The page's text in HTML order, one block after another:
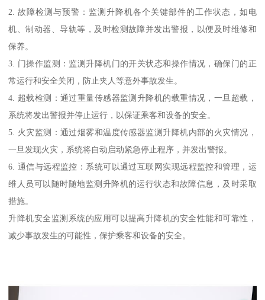
2. 故障检测与预警：监测升降机各个关键部件的工作状态，如电
机、制动器、导轨等，及时检测故障并发出警报，以便及时维修和
保养。
3. 门操作监测：监测升降机门的开关状态和操作情况，确保门的正
常运行和安全关闭，防止夹人等意外事故发生。
4. 超载检测：通过重量传感器监测升降机的载重情况，一旦超载，
系统将发出警报并停止运行，以保证乘客和设备的安全。
5. 火灾监测：通过烟雾和温度传感器监测升降机内部的火灾情况，
一旦发现火灾，系统将自动启动紧急停止程序，并发出警报。
6. 通信与远程监控：系统可以通过互联网实现远程监控和管理，运
维人员可以随时随地监测升降机的运行状态和故障信息，及时采取
措施。
升降机安全监测系统的应用可以提高升降机的安全性能和可靠性，
减少事故发生的可能性，保护乘客和设备的安全。